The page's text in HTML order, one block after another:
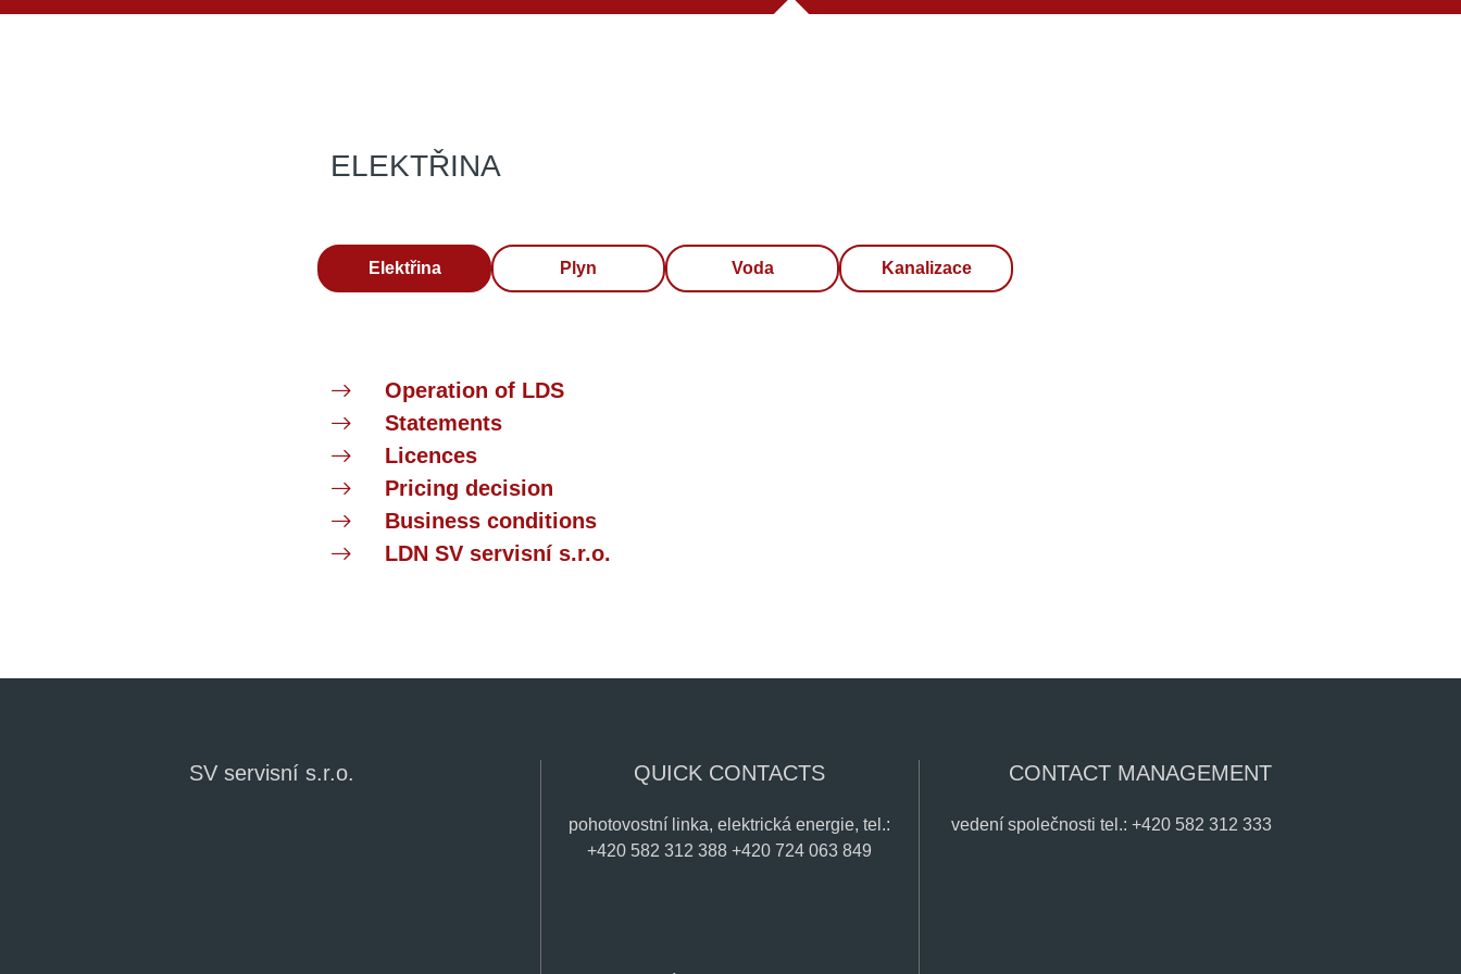
ELEKTŘINA
Elektřina Plyn Voda Kanalizace
Operation of LDS
Statements
Licences
Pricing decision
Business conditions
LDN SV servisní s.r.o.
SV servisní s.r.o. QUICK CONTACTS
pohotovostní linka, elektrická energie, tel.:
+420 582 312 388 +420 724 063 849
CONTACT MANAGEMENT
vedení společnosti tel.: +420 582 312 333